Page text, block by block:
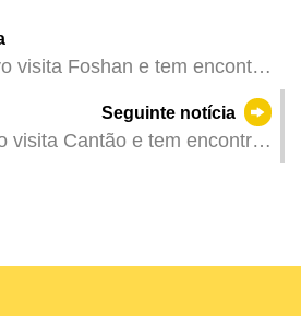
visita Foshan e tem encontro
Seguinte notícia
visita Cantão e tem encontro